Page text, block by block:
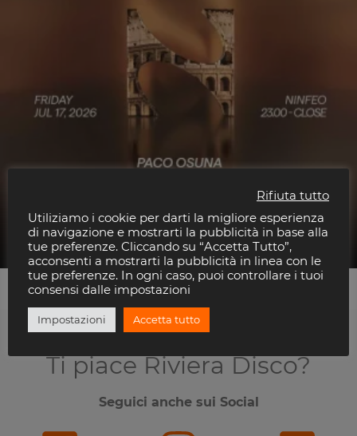
NOW HERE By PACO OSUNA
Parco Del Ninfeo
Ti piace Riviera Disco?
Seguici anche sui Social
Rifiuta tutto
Utiliziamo i cookie per darti la migliore esperienza
di navigazione e mostrarti la pubblicità in base alla
tue preferenze. Cliccando su “Accetta Tutto”,
acconsenti a mostrarti la pubblicità in linea con le
tue preferenze. In ogni caso, puoi controllare i tuoi
consensi dalle impostazioni
Impostazioni Accetta tutto